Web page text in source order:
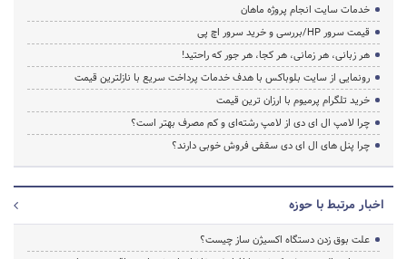
خدمات سایت انجام پروژه ماهان
قیمت سرور HP/بررسی و خرید سرور اچ پی
هر زبانی، هر زمانی، هر کجا، هر جور که راحتید!
رونمایی از سایت بلوباکس با هدف خدمات پرداخت سریع با نازلترین قیمت
خرید تلگرام پرمیوم با ارزان ترین قیمت
چرا لامپ ال ای دی از لامپ رشته‌ای و کم مصرف بهتر است؟
چرا پنل های ال ای دی سقفی فروش خوبی دارند؟
اخبار مرتبط با حوزه
علت بوق زدن دستگاه اکسیژن ساز چیست؟